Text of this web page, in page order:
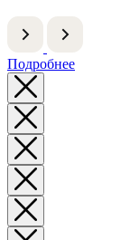
Подробнее